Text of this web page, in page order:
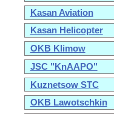
Kasan Aviation
Kasan Helicopter
OKB Klimow
JSC "KnAAPO"
Kuznetsow STC
OKB Lawotschkin